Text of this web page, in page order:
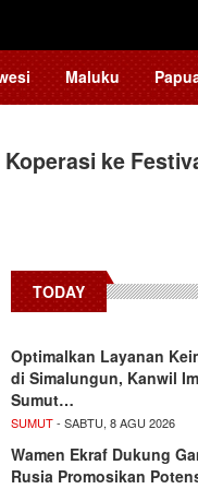
Maluku
ke
TODAY
Optimalkan Layanan
di Simalungun, Kanwil
Sumut…
SUMUT- SABTU, 8 AGU 2026
Wamen Ekraf Dukung
Rusia Promosikan